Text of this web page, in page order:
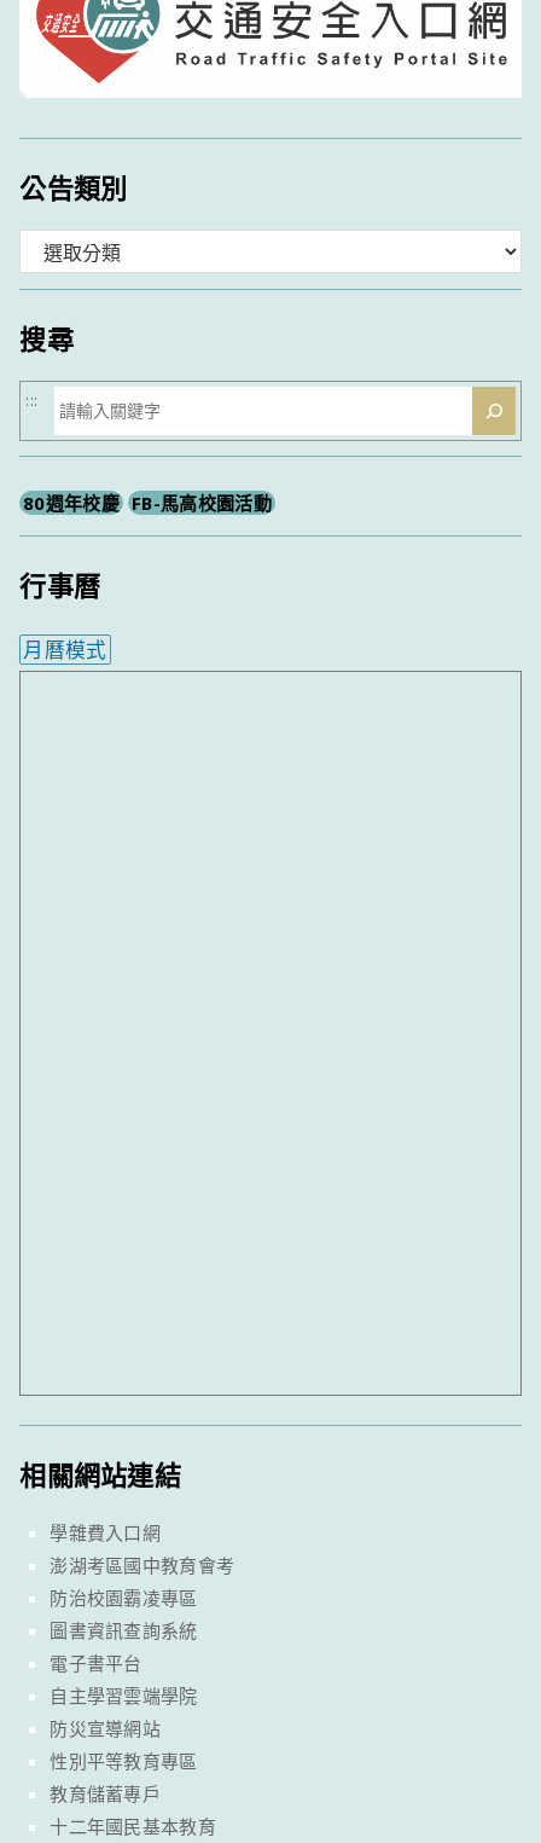
公告類別
類
搜尋
搜
尋
:::
80週年校慶 FB-馬高校園活動
行事曆
月曆模式
相關網站連結
學雜費入口網
澎湖考區國中教育會考
防治校園霸凌專區
圖書資訊查詢系統
電子書平台
自主學習雲端學院
防災宣導網站
性別平等教育專區
教育儲蓄專戶
十二年國民基本教育